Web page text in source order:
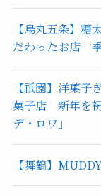
【烏丸五条】
だわったお店
【祇園】洋菓
菓子店 新年を祝
デ・ロワ」
【舞鶴】